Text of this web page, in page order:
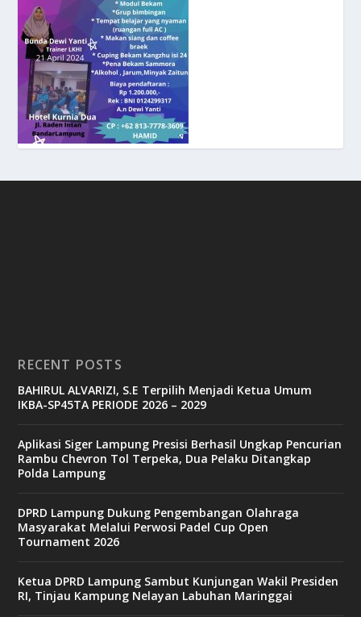
RECENT POSTS
BAHIRUL ALVARIZI, S.E Terpilih Menjadi Ketua Umum
IKBA-SP45TA PERIODE 2026 – 2029
Aplikasi Siger Lampung Presisi Berhasil Ungkap Pencurian
Rambu Chevron Tol Terpeka, Dua Pelaku Ditangkap
Polda Lampung
DPRD Lampung Dukung Pengembangan Olahraga
Masyarakat Melalui Perwosi Padel Cup Open
Tournament 2026
Ketua DPRD Lampung Sambut Kunjungan Wakil Presiden
RI, Tinjau Kampung Nelayan Labuhan Maringgai